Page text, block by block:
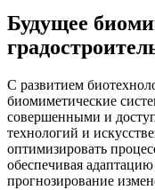
Будущее
С развитием
биомиметические
совершенными и
технологий и
оптимизировать
обеспечивая
прогнозирование